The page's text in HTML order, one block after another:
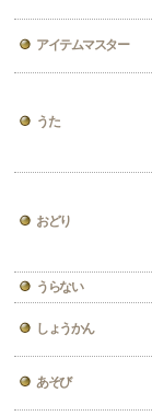
アイテムマスター
うた
おどり
うらない
しょうかん
あそび